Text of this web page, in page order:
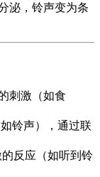
泌，铃声变为条
刺激（如食
铃声），通过联
反应（如听到铃